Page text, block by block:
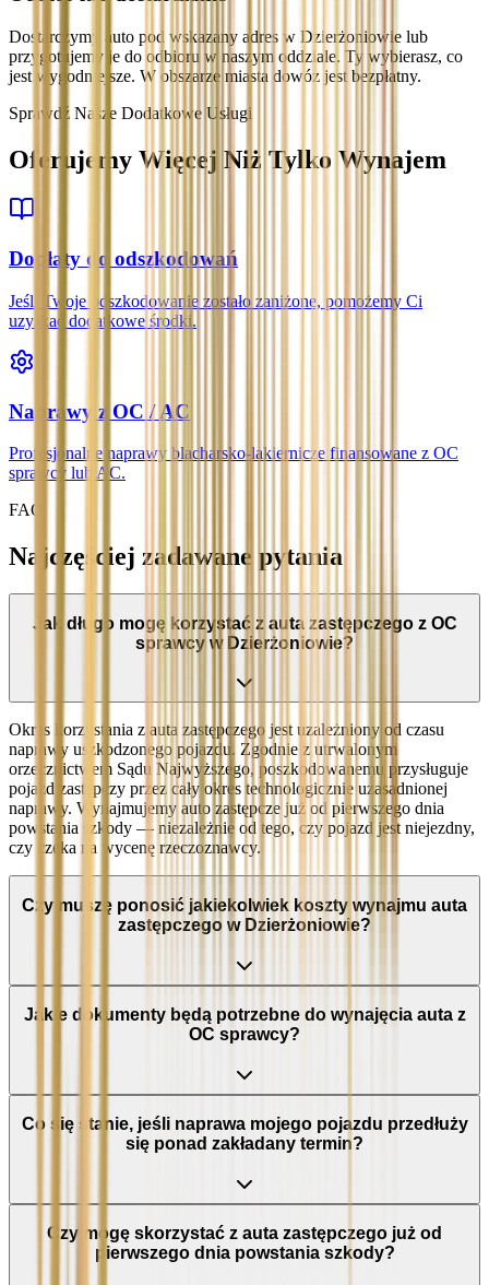
Dostarczymy auto pod wskazany adres w Dzierżoniowie lub
przygotujemy je do odbioru w naszym oddziale. Ty wybierasz, co
jest wygodniejsze. W obszarze miasta dowóz jest bezpłatny.
Sprawdź Nasze Dodatkowe Usługi
Oferujemy Więcej Niż Tylko Wynajem
Dopłaty do odszkodowań
Jeśli Twoje odszkodowanie zostało zaniżone, pomożemy Ci
uzyskać dodatkowe środki.
Naprawy z OC / AC
Profesjonalne naprawy blacharsko-lakiernicze finansowane z OC
sprawcy lub AC.
FAQ
Najczęściej zadawane pytania
Jak długo mogę korzystać z auta zastępczego z OC
sprawcy w Dzierżoniowie?
Okres korzystania z auta zastępczego jest uzależniony od czasu
naprawy uszkodzonego pojazdu. Zgodnie z utrwalonym
orzecznictwem Sądu Najwyższego, poszkodowanemu przysługuje
pojazd zastępczy przez cały okres technologicznie uzasadnionej
naprawy. Wynajmujemy auto zastępcze już od pierwszego dnia
powstania szkody — niezależnie od tego, czy pojazd jest niejezdny,
czy czeka na wycenę rzeczoznawcy.
Czy muszę ponosić jakiekolwiek koszty wynajmu auta
zastępczego w Dzierżoniowie?
Jakie dokumenty będą potrzebne do wynajęcia auta z
OC sprawcy?
Co się stanie, jeśli naprawa mojego pojazdu przedłuży
się ponad zakładany termin?
Czy mogę skorzystać z auta zastępczego już od
pierwszego dnia powstania szkody?